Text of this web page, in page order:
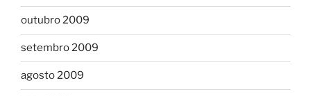
outubro 2009
setembro 2009
agosto 2009